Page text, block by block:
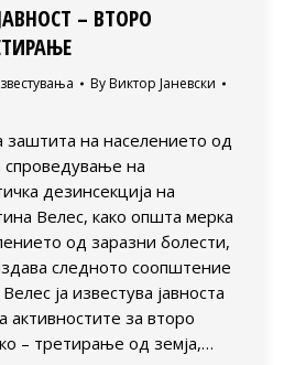
– ВТОРО
By Виктор Јаневски
заштита на населението од
спроведување на
дезинсекција на
Велес, како општа мерка
од заразни болести,
следното соопштение
ја известува јавноста
активностите за второ
– третирање од земја,…